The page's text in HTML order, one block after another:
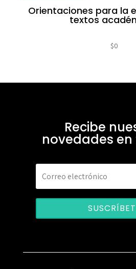
Orientaciones para la
textos
$0
Recibe
novedades